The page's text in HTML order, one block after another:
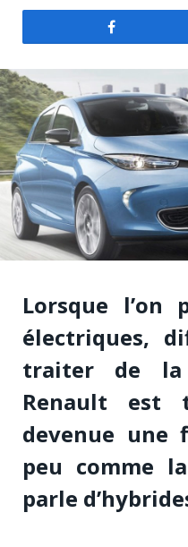
Lorsque l’on
électriques,
traiter de la
Renault est
devenue une
peu comme
parle